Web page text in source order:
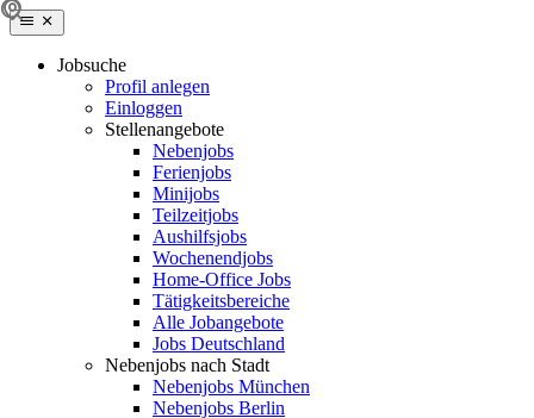
Jobsuche
Profil anlegen
Einloggen
Stellenangebote
Nebenjobs
Ferienjobs
Minijobs
Teilzeitjobs
Aushilfsjobs
Wochenendjobs
Home-Office Jobs
Tätigkeitsbereiche
Alle Jobangebote
Jobs Deutschland
Nebenjobs nach Stadt
Nebenjobs München
Nebenjobs Berlin